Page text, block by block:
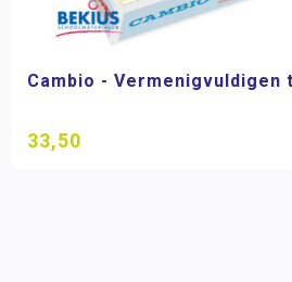
Cambio - Vermenigvuldigen
33,50